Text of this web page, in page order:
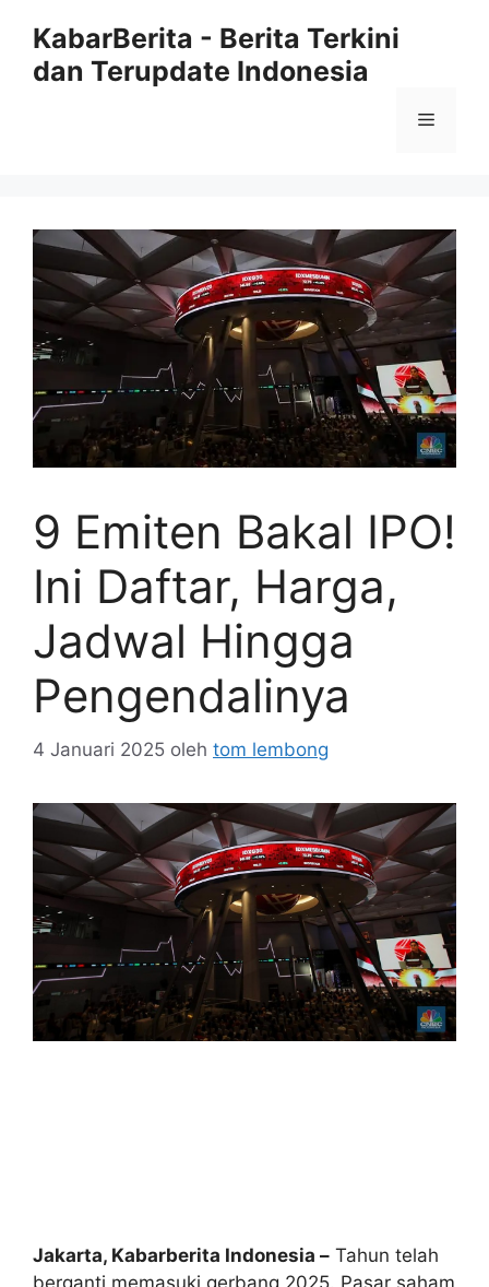
KabarBerita - Berita Terkini
dan Terupdate Indonesia
Menu
9 Emiten Bakal IPO!
Ini Daftar, Harga,
Jadwal Hingga
Pengendalinya
4 Januari 2025 oleh tom lembong
Jakarta, Kabarberita Indonesia – Tahun telah